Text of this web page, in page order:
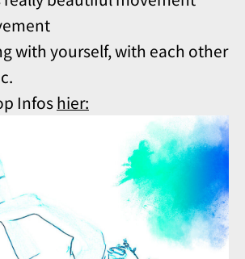
with yourself, with each other
Infoshier: